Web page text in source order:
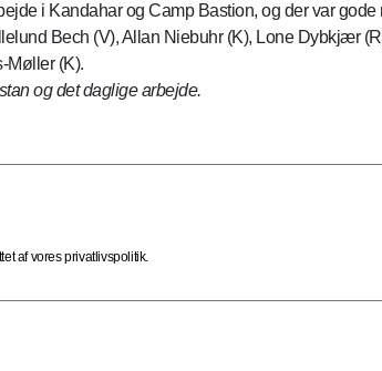
i Kandahar og Camp Bastion, og der var
Bech (V), Allan Niebuhr (K), Lone Dybkjær
Møller (K).
og det daglige arbejde.
af vores privatlivspolitik.